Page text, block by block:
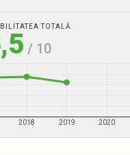
TOTALĂ
/ 10
2018 2019 2020